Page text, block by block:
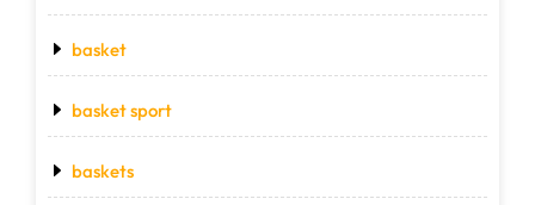
basket
basket sport
baskets